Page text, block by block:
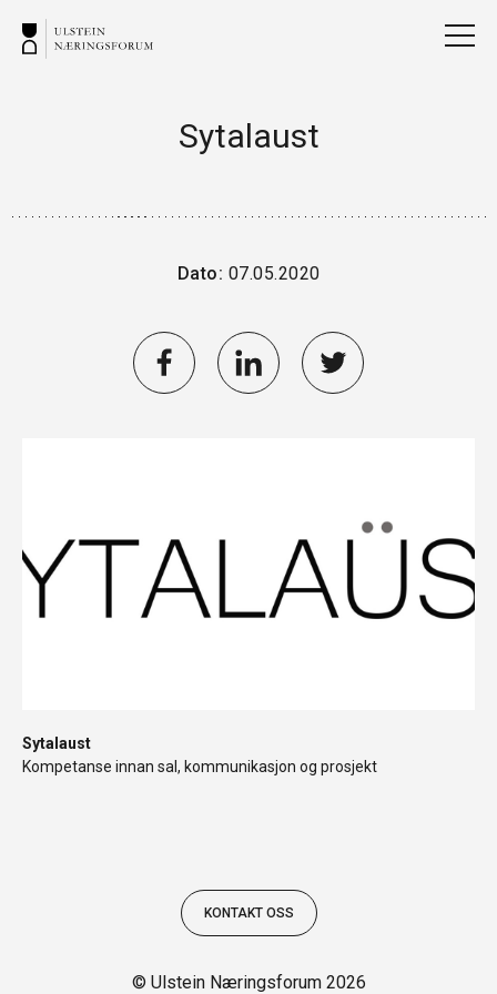
Sytalaust
Dato: 07.05.2020
Sytalaust
Kompetanse innan sal, kommunikasjon og prosjekt
KONTAKT OSS
© Ulstein Næringsforum 2026